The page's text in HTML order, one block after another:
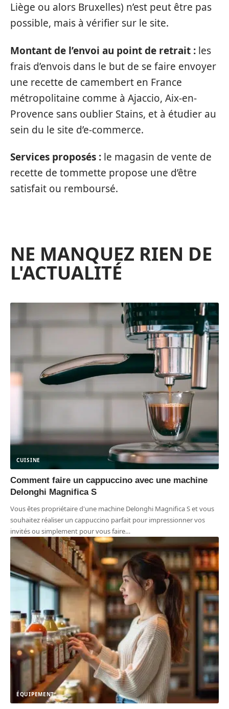
Liège ou alors Bruxelles) n’est peut être pas
possible, mais à vérifier sur le site.
Montant de l’envoi au point de retrait : les
frais d’envois dans le but de se faire envoyer
une recette de camembert en France
métropolitaine comme à Ajaccio, Aix-en-
Provence sans oublier Stains, et à étudier au
sein du le site d’e-commerce.
Services proposés : le magasin de vente de
recette de tommette propose une d’être
satisfait ou remboursé.
NE MANQUEZ RIEN DE
L'ACTUALITÉ
CUISINE
Comment faire un cappuccino avec une machine
Delonghi Magnifica S
Vous êtes propriétaire d'une machine Delonghi Magnifica S et vous
souhaitez réaliser un cappuccino parfait pour impressionner vos
invités ou simplement pour vous faire…
ÉQUIPEMENT